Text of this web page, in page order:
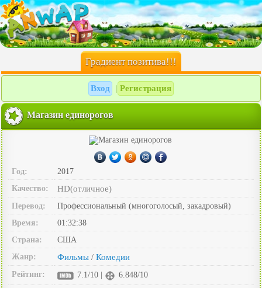
Градиент позитива!!!
Вход Регистрация
Магазин единорогов
Год:
2017
Качество:
HD(отличное)
Перевод:
Профессиональный (многоголосый, закадровый)
Время:
01:32:38
Страна:
США
Жанр:
Фильмы / Комедии
Рейтинг: 7.1/10 | 6.848/10